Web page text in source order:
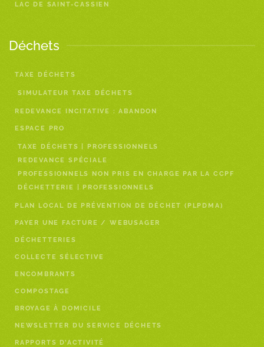
LAC DE SAINT-CASSIEN
Déchets
TAXE DÉCHETS
SIMULATEUR TAXE DÉCHETS
REDEVANCE INCITATIVE : ABANDON
ESPACE PRO
TAXE DÉCHETS | PROFESSIONNELS
REDEVANCE SPÉCIALE
PROFESSIONNELS NON PRIS EN CHARGE PAR LA CCPF
DÉCHETTERIE | PROFESSIONNELS
PLAN LOCAL DE PRÉVENTION DE DÉCHET (PLPDMA)
PAYER UNE FACTURE / WEBUSAGER
DÉCHETTERIES
COLLECTE SÉLECTIVE
ENCOMBRANTS
COMPOSTAGE
BROYAGE À DOMICILE
NEWSLETTER DU SERVICE DÉCHETS
RAPPORTS D’ACTIVITÉ